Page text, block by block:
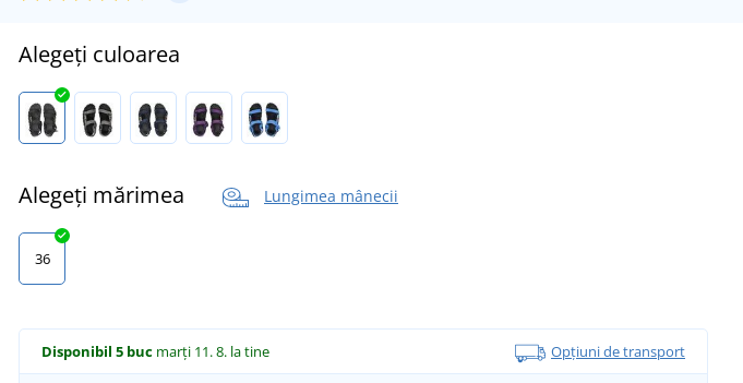
Alegeți culoarea
Alegeți mărimea Lungimea mânecii
36
Disponibil 5 buc marți 11. 8. la tine Opțiuni de transport